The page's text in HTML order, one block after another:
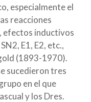
especialmente el
reacciones
efectos inductivos
E1, E2, etc.,
(1893-1970).
sucedieron tres
en el que
y los Dres.